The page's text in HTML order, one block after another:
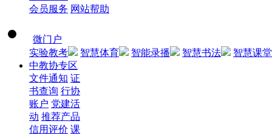
会员服务 网站帮助
微门户
实验教考
智慧体育 智能录播 智慧书法
智慧课堂
中教协专区
文件通知 证
书查询 行协
账户 党建活
动 推荐产品
信用评价 课